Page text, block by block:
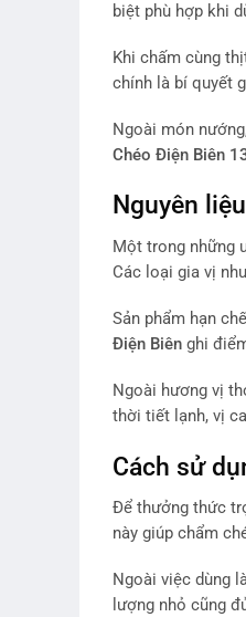
biệt phù hợp khi
Khi chấm cùng
chính là bí quyết
Ngoài món
Chéo Điện Biên
Nguyên
Một trong những
Các loại gia vị
Sản phẩm hạn
Điện Biên ghi
Ngoài hương vị
thời tiết lạnh, vị
Cách sử
Để thưởng thức
này giúp chẩm
Ngoài việc dùng
lượng nhỏ cũng